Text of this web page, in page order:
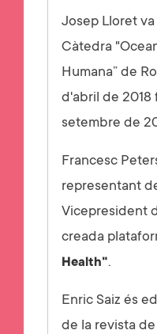
Josep Lloret
Càtedra
Humana” de
d'abril de 2018
setembre de
Francesc
representant
Vicepresident
creada
Health".
Enric Saiz és
de la revista